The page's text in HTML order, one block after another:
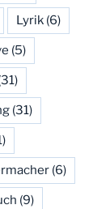
Lyrik (6)
(5)
(31)
(6)
(9)